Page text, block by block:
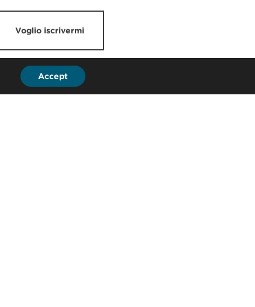
Voglio iscrivermi
Accept